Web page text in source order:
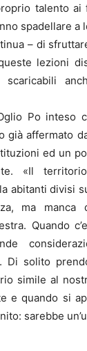
talento ai
spadellare a
– di
lezioni
scaricabili
Po inteso
già affermato
ed un
«Il territorio
abitanti divisi
ma
Quando
Di solito
simile al
e quando si
sarebbe